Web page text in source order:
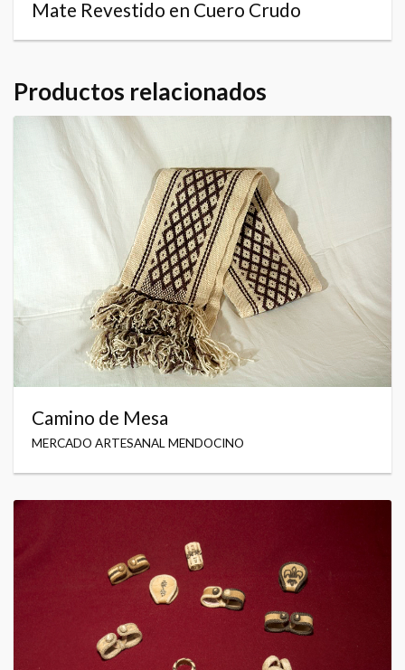
Mate Revestido en Cuero Crudo
Productos relacionados
Camino de Mesa
MERCADO ARTESANAL MENDOCINO